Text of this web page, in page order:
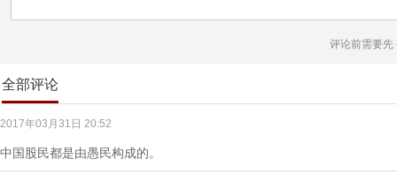
评论前需要先
全部评论
2017年03月31日 20:52
中国股民都是由愚民构成的。